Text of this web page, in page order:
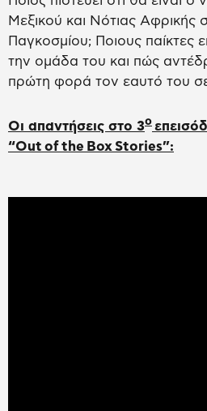
Μεξικού και Νότιας Αφρικής
Παγκοσμίου; Ποιους παίκτες
την ομάδα του και πώς
πρώτη φορά τον εαυτό του
Οι απαντήσεις στο 3ο
“Out ofthe BoxStories”: